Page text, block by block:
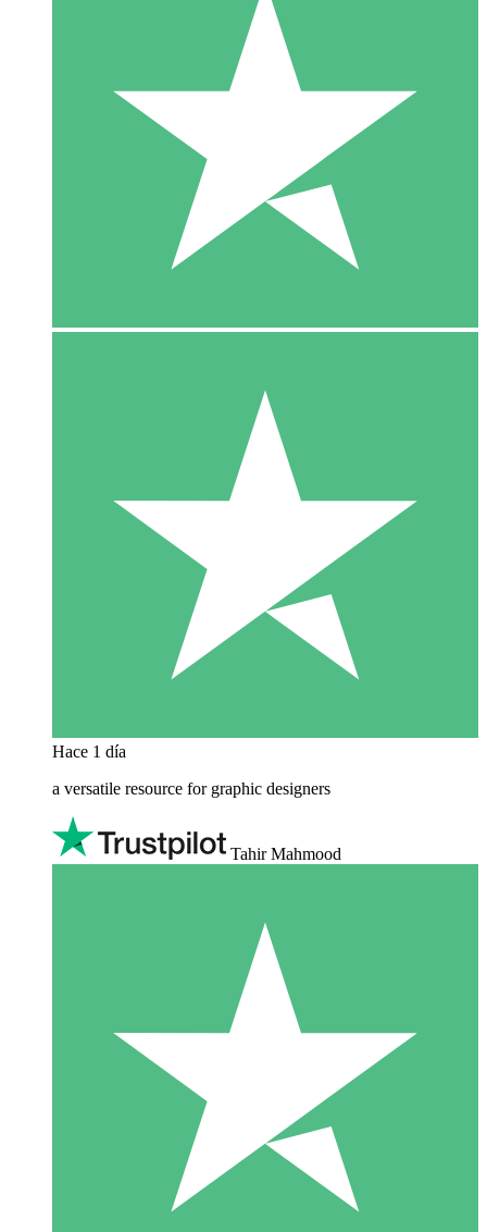
Hace 1 día
a versatile resource for graphic designers
Tahir Mahmood